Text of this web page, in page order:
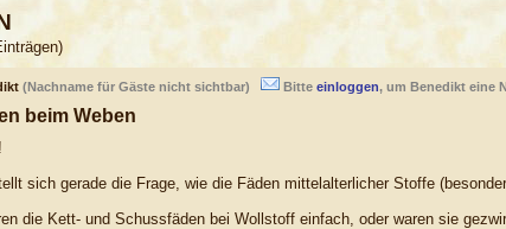
(Nachname für Gäste nicht sichtbar) Bitte einloggen, um Benedikt eine
beim Weben
sich gerade die Frage, wie die Fäden mittelalterlicher Stoffe
die Kett- und Schussfäden bei Wollstoff einfach, oder waren sie